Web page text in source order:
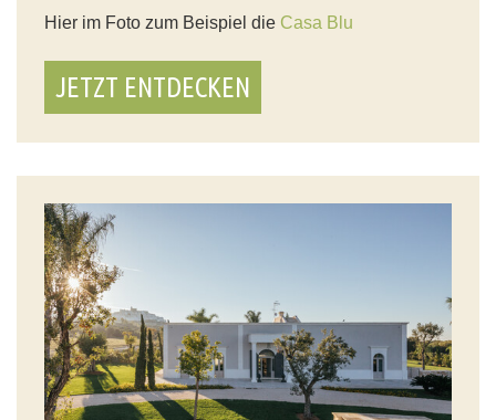
Hier im Foto zum Beispiel die Casa Blu
JETZT ENTDECKEN